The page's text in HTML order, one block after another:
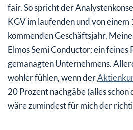
fair. So spricht der
KGV im laufenden und von einem
kommenden Geschäftsjahr.
Elmos Semi Conductor: ein feines
gemanagten Unternehmens.
wohler fühlen, wenn der
20 Prozent nachgäbe (alles schon
wäre zumindest für mich der